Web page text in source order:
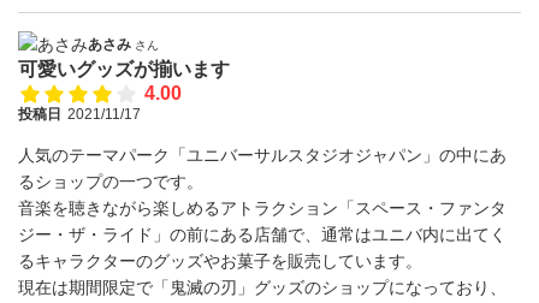
あさみ さん
可愛いグッズが揃います
4.00
投稿日 2021/11/17
人気のテーマパーク「ユニバーサルスタジオジャパン」の中にあ
るショップの一つです。
音楽を聴きながら楽しめるアトラクション「スペース・ファンタ
ジー・ザ・ライド」の前にある店舗で、通常はユニバ内に出てく
るキャラクターのグッズやお菓子を販売しています。
現在は期間限定で「鬼滅の刃」グッズのショップになっており、